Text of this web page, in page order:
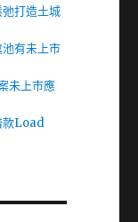
打造土城
有未上市
未上市應
款Load